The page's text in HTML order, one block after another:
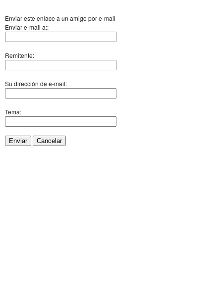
Enviar este enlace a un amigo por e-mail
Enviar e-mail a::
Remitente:
Su dirección de e-mail:
Tema:
Enviar Cancelar